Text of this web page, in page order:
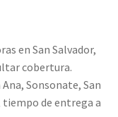
en San Salvador,
cobertura.
Sonsonate, San
tiempo de entrega a